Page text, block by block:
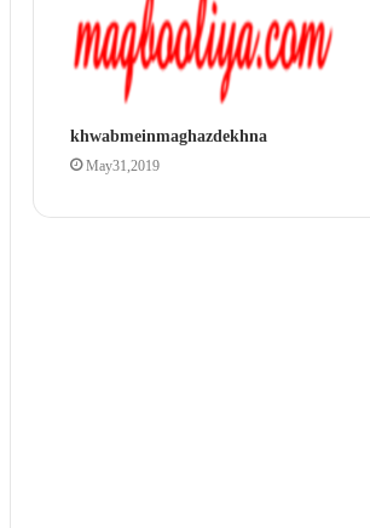
khwab mein maghaz dekhna
May 31, 2019